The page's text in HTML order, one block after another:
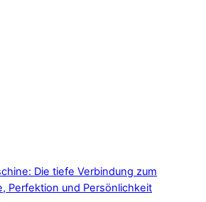
Die tiefe Verbindung zum
Perfektion und Persönlichkeit